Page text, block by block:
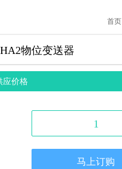
首页
物位变送器
应价格
1
马上订购